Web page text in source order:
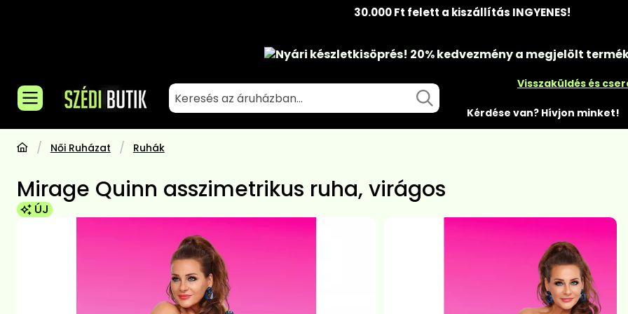
30.000 Ft felett a kiszállítás INGYENES!
Nyári készletkisöprés! 20% kedvezménya megjelölt
Visszaküldés és
Kérdése van? Hívjon minket!
Női Ruházat Ruhák
Mirage Quinn asszimetrikus ruha, virágos
ÚJ